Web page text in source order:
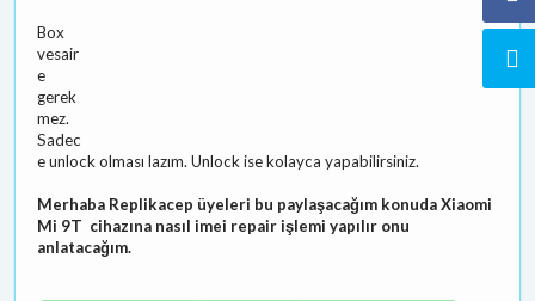
Box
vesair
e
gerek
mez.
Sadec
e unlock olması lazım. Unlock ise kolayca yapabilirsiniz.
Merhaba Replikacep üyeleri bu paylaşacağım konuda Xiaomi
Mi 9T cihazına nasıl imei repair işlemi yapılır onu
anlatacağım.